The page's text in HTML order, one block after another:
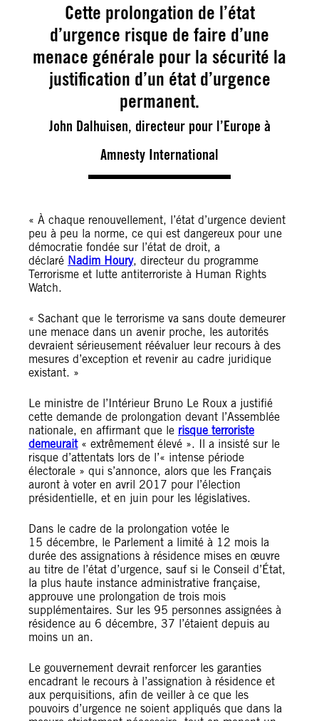
Cette prolongation de l’état
d’urgence risque de faire d’une
menace générale pour la sécurité la
justification d’un état d’urgence
permanent.
John Dalhuisen, directeur pour l’Europe à
Amnesty International
« À chaque renouvellement, l’état d’urgence devient
peu à peu la norme, ce qui est dangereux pour une
démocratie fondée sur l’état de droit, a
déclaré Nadim Houry, directeur du programme
Terrorisme et lutte antiterroriste à Human Rights
Watch.
« Sachant que le terrorisme va sans doute demeurer
une menace dans un avenir proche, les autorités
devraient sérieusement réévaluer leur recours à des
mesures d’exception et revenir au cadre juridique
existant. »
Le ministre de l’Intérieur Bruno Le Roux a justifié
cette demande de prolongation devant l’Assemblée
nationale, en affirmant que le risque terroriste
demeurait« extrêmement élevé ». Il a insisté sur le
risque d’attentats lors de l’« intense période
électorale » qui s’annonce, alors que les Français
auront à voter en avril 2017 pour l’élection
présidentielle, et en juin pour les législatives.
Dans le cadre de la prolongation votée le
15 décembre, le Parlement a limité à 12 mois la
durée des assignations à résidence mises en œuvre
au titre de l’état d’urgence, sauf si le Conseil d’État,
la plus haute instance administrative française,
approuve une prolongation de trois mois
supplémentaires. Sur les 95 personnes assignées à
résidence au 6 décembre, 37 l’étaient depuis au
moins un an.
Le gouvernement devrait renforcer les garanties
encadrant le recours à l’assignation à résidence et
aux perquisitions, afin de veiller à ce que les
pouvoirs d’urgence ne soient appliqués que dans la